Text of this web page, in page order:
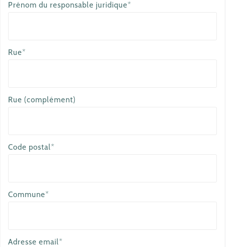
Prénom du responsable juridique*
Rue*
Rue (complément)
Code postal*
Commune*
Adresse email*